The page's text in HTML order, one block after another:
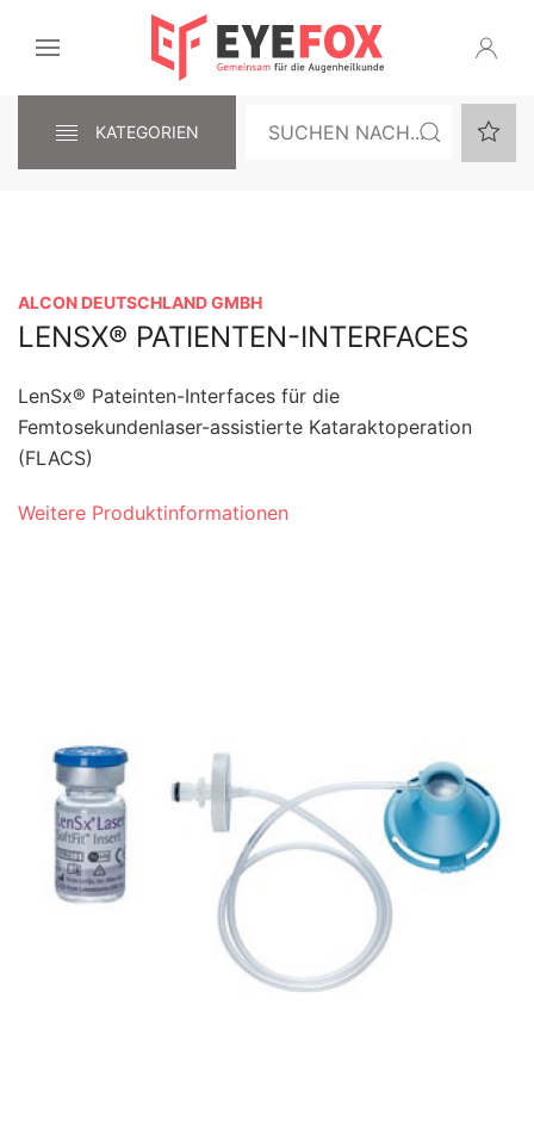
KATEGORIEN
ALCON DEUTSCHLAND GMBH
LENSX® PATIENTEN-INTERFACES
LenSx® Pateinten-Interfaces für die
Femtosekundenlaser-assistierte Kataraktoperation
(FLACS)
Weitere Produktinformationen